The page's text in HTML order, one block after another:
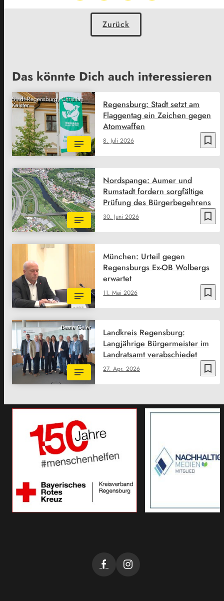
Zurück
Das könnte Dich auch interessieren
Stadt Regensburg, Christian
Kaister
bookmark_border
8. Juli 2026
Regensburg: Stadt setzt am
Flaggentag ein Zeichen gegen
Atomwaffen
bookmark_border
30. Juni 2026
Nordspange: Aumer und
Rumstadt fordern sorgfältige
Prüfung des Bürgerbegehrens
bookmark_border
11. Mai 2026
München: Urteil gegen
Regensburgs Ex-OB Wolbergs
erwartet
Beate Geier
bookmark_border
27. Apr. 2026
Landkreis Regensburg:
Langjährige Bürgermeister im
Landratsamt verabschiedet